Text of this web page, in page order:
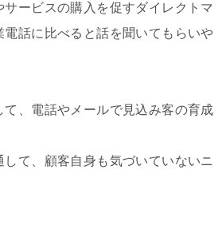
ービスの購入を促すダイレクトマ
話に比べると話を聞いてもらいや
、電話やメールで見込み客の育成
て、顧客自身も気づいていないニ